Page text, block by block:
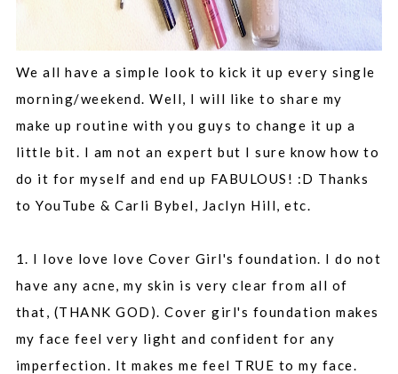
We all have a simple look to kick it up every single
morning/weekend. Well, I will like to share my
make up routine with you guys tochange it up a
little bit. I am not an expert but I sure know how to
do it for myself and end up FABULOUS! :D Thanks
to YouTube & Carli Bybel, Jaclyn Hill, etc.
1. I love love love Cover Girl's foundation. I do not
have any acne, my skin is very clear from all of
that, (THANK GOD). Cover girl's foundation makes
my face feel very light and confident for any
imperfection. It makes me feel TRUE to my face.